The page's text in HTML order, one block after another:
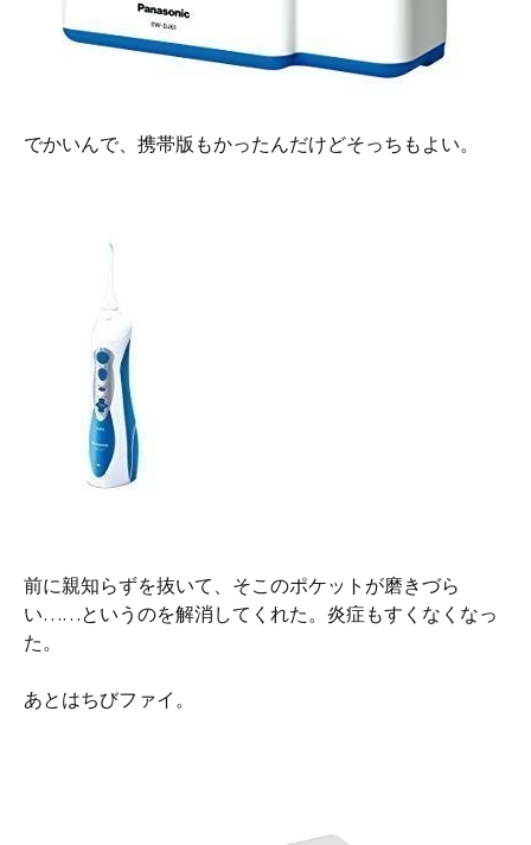
でかいんで、携帯版もかったんだけどそっちもよい。
前に親知らずを抜いて、そこのポケットが磨きづら
い……というのを解消してくれた。炎症もすくなくなっ
た。
あとはちびファイ。